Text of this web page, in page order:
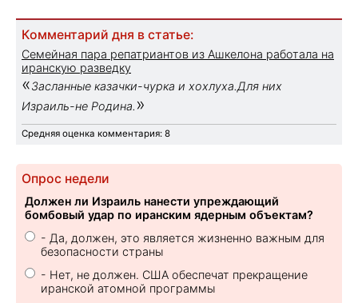
Комментарий дня в статье:
Семейная пара репатриантов из Ашкелона работала на
иранскую разведку
«Засланные казачки-чурка и хохлуха.Для них
Израиль-не Родина. »
Средняя оценка комментария: 8
Опрос недели
Должен ли Израиль нанести упреждающий
бомбовый удар по иранским ядерным объектам?
- Да, должен, это является жизненно важным для
безопасности страны
- Нет, не должен. США обеспечат прекращение
иранской атомной программы